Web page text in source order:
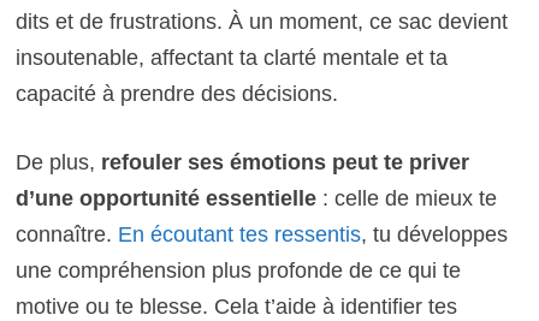
dits et de frustrations. À un moment, ce sac devient
insoutenable, affectant ta clarté mentale et ta
capacité à prendre des décisions.
De plus, refouler ses émotions peut te priver
d’une opportunité essentielle: celle de mieux te
connaître. En écoutant tes ressentis, tu développes
une compréhension plus profonde de ce qui te
motive ou te blesse. Cela t’aide à identifier tes